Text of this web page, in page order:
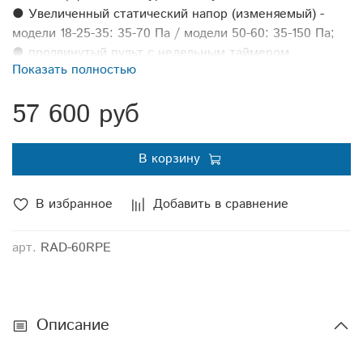
В избранное Добавить в сравнение
арт. RAD-60RPE
● Увеличенный статический напор (изменяемый) -
модели 18-25-35: 35-70 Па / модели 50-60: 35-150 Па;
● продвинутый пульт с недельным таймером,
индикацией энергопотребления и температуры в
● одновременное подключение пультов обоих типов:
проводной и беспроводной;
● дренажный насос в комплекте.
Показать полностью
57 600 руб
В корзину
Описание